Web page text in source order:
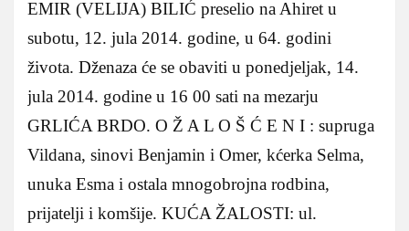
EMIR (VELIJA) BILIĆ preselio na Ahiret u
subotu, 12. jula 2014. godine, u 64. godini
života. Dženaza će se obaviti u ponedjeljak, 14.
jula 2014. godine u 16 00 sati na mezarju
GRLIĆA BRDO. O Ž A L O Š Ć E N I : supruga
Vildana, sinovi Benjamin i Omer, kćerka Selma,
unuka Esma i ostala mnogobrojna rodbina,
prijatelji i komšije. KUĆA ŽALOSTI: ul.